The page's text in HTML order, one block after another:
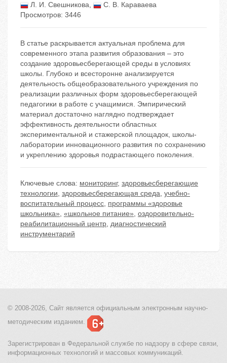
Л. И. Свешникова,
С. В. Караваева
Просмотров: 3446
В статье раскрывается актуальная проблема для
современного этапа развития образования – это
создание здоровьесберегающей среды в условиях
школы. Глубоко и всесторонне анализируется
деятельность общеобразовательного учреждения по
реализации различных форм здоровьесберегающей
педагогики в работе с учащимися. Эмпирический
материал достаточно наглядно подтверждает
эффективность деятельности областных
экспериментальной и стажерской площадок, школы-
лаборатории инновационного развития по сохранению
и укреплению здоровья подрастающего поколения.
Ключевые слова: мониторинг, здоровьесберегающие
технологии, здоровьесберегающая среда, учебно-
воспитательный процесс, программы «здоровье
школьника», «школьное питание», оздоровительно-
реабилитационный центр, диагностический
инструментарий
© 2008-2026, Сайт является официальным электронным научно-
методическим изданием.
Зарегистрирован в Федеральной службе по надзору в сфере связи,
информационных технологий и массовых коммуникаций.